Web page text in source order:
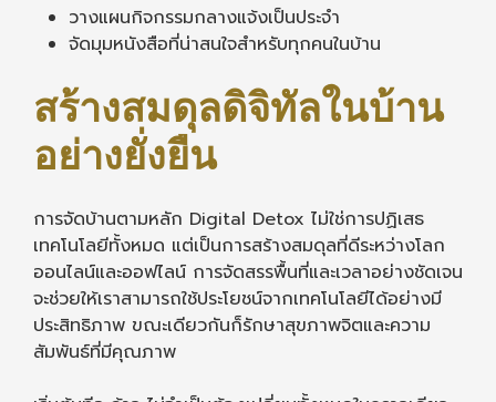
วางแผนกิจกรรมกลางแจ้งเป็นประจำ
จัดมุมหนังสือที่น่าสนใจสำหรับทุกคนในบ้าน
สร้างสมดุลดิจิทัลในบ้าน
อย่างยั่งยืน
การจัดบ้านตามหลัก Digital Detox ไม่ใช่การปฏิเสธ
เทคโนโลยีทั้งหมด แต่เป็นการสร้างสมดุลที่ดีระหว่างโลก
ออนไลน์และออฟไลน์ การจัดสรรพื้นที่และเวลาอย่างชัดเจน
จะช่วยให้เราสามารถใช้ประโยชน์จากเทคโนโลยีได้อย่างมี
ประสิทธิภาพ ขณะเดียวกันก็รักษาสุขภาพจิตและความ
สัมพันธ์ที่มีคุณภาพ